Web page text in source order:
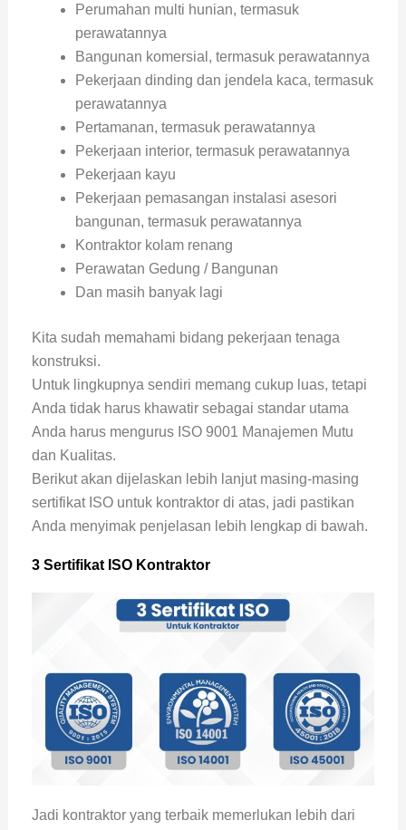
Perumahan multi hunian, termasuk
perawatannya
Bangunan komersial, termasuk perawatannya
Pekerjaan dinding dan jendela kaca, termasuk
perawatannya
Pertamanan, termasuk perawatannya
Pekerjaan interior, termasuk perawatannya
Pekerjaan kayu
Pekerjaan pemasangan instalasi asesori
bangunan, termasuk perawatannya
Kontraktor kolam renang
Perawatan Gedung / Bangunan
Dan masih banyak lagi
Kita sudah memahami bidang pekerjaan tenaga
konstruksi.
Untuk lingkupnya sendiri memang cukup luas, tetapi
Anda tidak harus khawatir sebagai standar utama
Anda harus mengurus ISO 9001 Manajemen Mutu
dan Kualitas.
Berikut akan dijelaskan lebih lanjut masing-masing
sertifikat ISO untuk kontraktor di atas, jadi pastikan
Anda menyimak penjelasan lebih lengkap di bawah.
3 Sertifikat ISO Kontraktor
Jadi kontraktor yang terbaik memerlukan lebih dari